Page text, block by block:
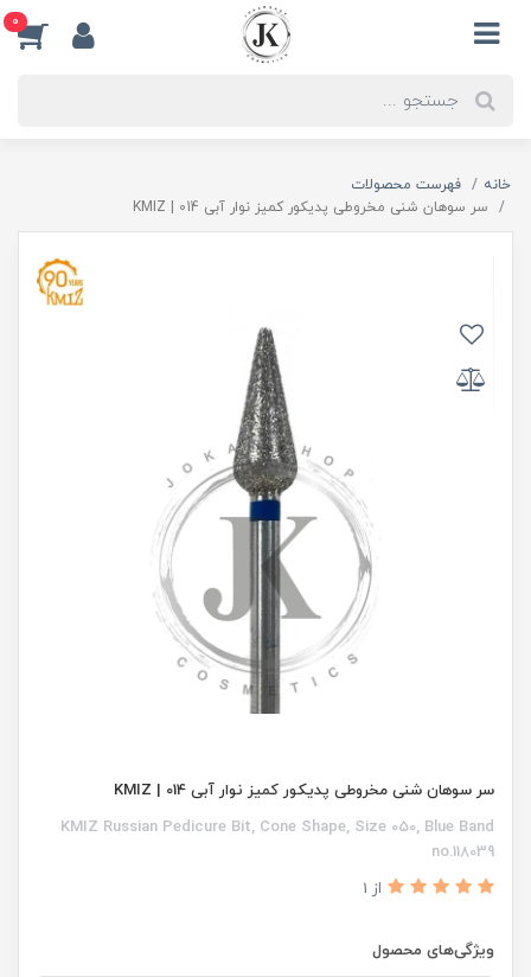
0
خانه
فهرست محصولات
سر سوهان شنی مخروطی پدیکور کمیز نوار آبی 014 | KMIZ
سر سوهان شنی مخروطی پدیکور کمیز نوار آبی 014 | KMIZ
KMIZ Russian Pedicure Bit, Cone Shape, Size 050, Blue Band
no.118039
از 1
ویژگی‌های محصول